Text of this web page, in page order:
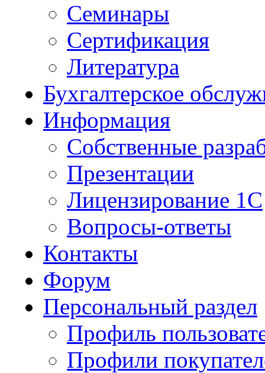
Семинары
Сертификация
Литература
Бухгалтерское
Информация
Собственные
Презентации
Лицензирование 1С
Вопросы-ответы
Контакты
Форум
Персональный раздел
Профиль
Профили